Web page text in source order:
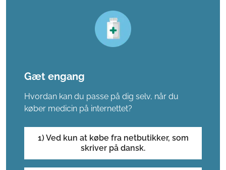
Gæt engang
Hvordan kan du passe på dig selv, når du
køber medicin på internettet?
1) Ved kun at købe fra netbutikker, som
skriver på dansk.